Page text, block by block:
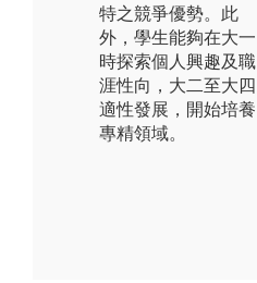
特之競爭優勢。此
外，學生能夠在大一
時探索個人興趣及職
涯性向，大二至大四
適性發展，開始培養
專精領域。